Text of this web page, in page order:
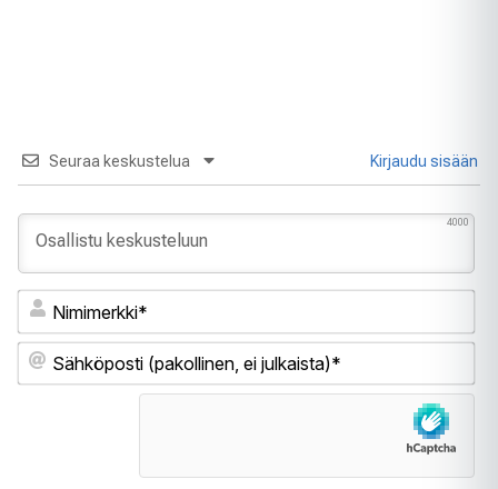
Seuraa keskustelua Kirjaudu sisään
4000
ei